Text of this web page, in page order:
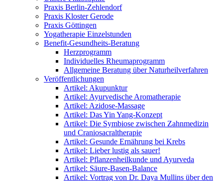
Praxis Berlin-Zehlendorf
Praxis Kloster Gerode
Praxis Göttingen
Yogatherapie Einzelstunden
Benefit-Gesundheits-Beratung
Herzprogramm
Individuelles Rheumaprogramm
Allgemeine Beratung über Naturheilverfahren
Veröffentlichungen
Artikel: Akupunktur
Artikel: Ayurvedische Aromatherapie
Artikel: Azidose-Massage
Artikel: Das Yin Yang-Konzept
Artikel: Die Symbiose zwischen Zahnmedizin
und Craniosacraltherapie
Artikel: Gesunde Ernährung bei Krebs
Artikel: Lieber lustig als sauer!
Artikel: Pflanzenheilkunde und Ayurveda
Artikel: Säure-Basen-Balance
Artikel: Vortrag von Dr. Daya Mullins über den